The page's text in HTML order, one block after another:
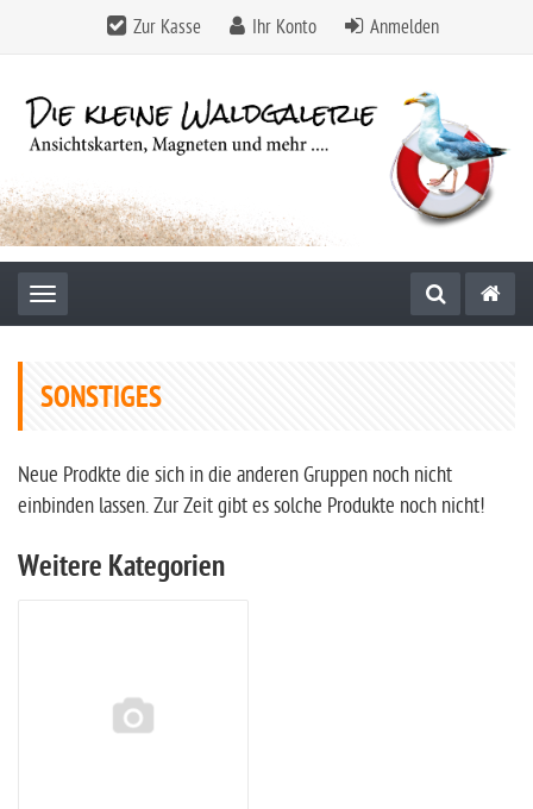
Zur Kasse Ihr Konto Anmelden
Toggle navigation
SONSTIGES
Neue Prodkte die sich in die anderen Gruppen noch nicht
einbinden lassen. Zur Zeit gibt es solche Produkte noch nicht!
Weitere Kategorien